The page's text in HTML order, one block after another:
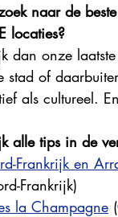
naar de
locaties?
dan onze
stad of
als cultureel.
alle tips in de
Frankrijk en
Frankrijk)
la Champagne